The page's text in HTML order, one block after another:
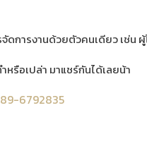
ารงานด้วยตัวคนเดียว เช่น ผู้
รือเปล่า มาแชร์กันได้เลยน้า
6792835